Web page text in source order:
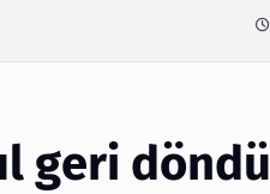
geri döndü